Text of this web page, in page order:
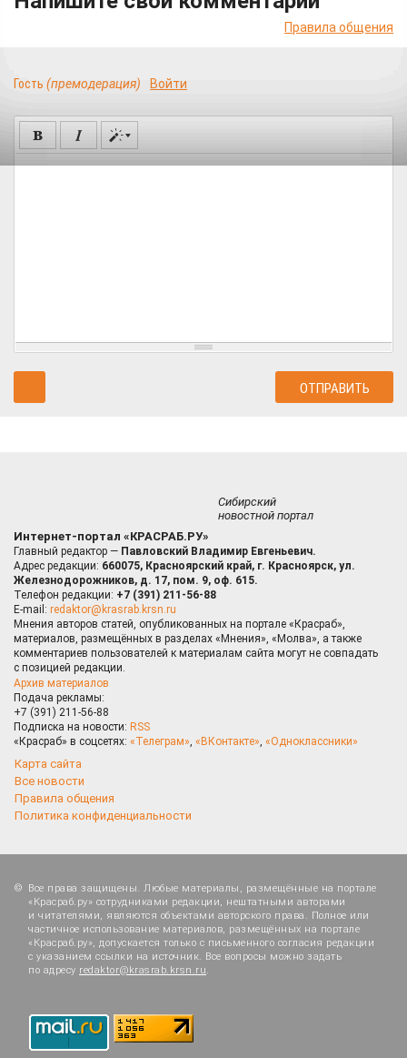
Правила общения
Гость (премодерация) Войти
Сибирский
новостной портал
Интернет-портал «КРАСРАБ.РУ»
Главный редактор — Павловский Владимир Евгеньевич.
Адрес редакции: 660075, Красноярский край, г. Красноярск, ул.
Железнодорожников, д. 17, пом. 9, оф. 615.
Телефон редакции: +7 (391) 211-56-88
E-mail: redaktor@krasrab.krsn.ru
Мнения авторов статей, опубликованных на портале «Красраб»,
материалов, размещённых в разделах «Мнения», «Молва», а также
комментариев пользователей к материалам сайта могут не совпадать
с позицией редакции.
Архив материалов
Подача рекламы:
+7 (391) 211-56-88
Подписка на новости: RSS
«Красраб» в соцсетях: «Телеграм» «ВКонтакте» «Одноклассники»
Карта сайта
Все новости
Правила общения
Политика конфиденциальности
Все права защищены. Любые материалы, размещённые на портале
«Красраб.ру» сотрудниками редакции, нештатными авторами
и читателями, являются объектами авторского права. Полное или
частичное использование материалов, размещённых на портале
«Красраб.ру», допускается только с письменного согласия редакции
с указанием ссылки на источник. Все вопросы можно задать
по адресу redaktor@krasrab.krsn.ru.